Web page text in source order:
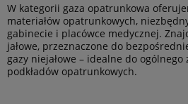
W kategorii gaza opatrunkowa
materiałów opatrunkowych,
gabinecie i placówce medycznej.
jałowe, przeznaczone do
gazy niejałowe – idealne do
podkładów opatrunkowych.